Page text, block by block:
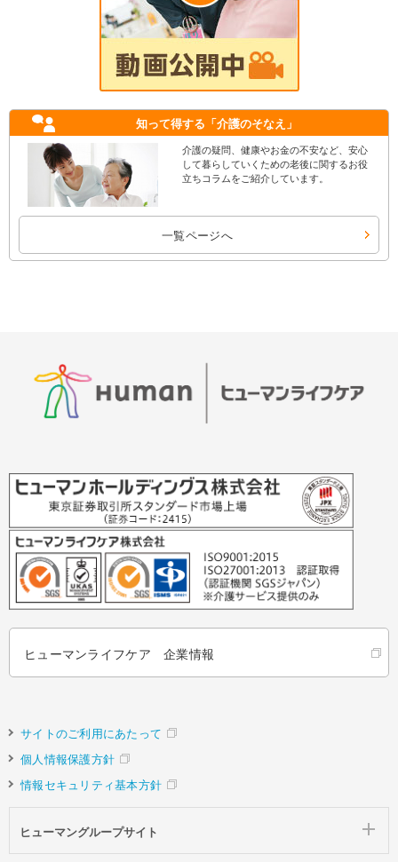
知って得する 「介護のそなえ」
介護の疑問、健康やお金の不安など、安心
して暮らしていくための老後に関するお役
立ちコラムをご紹介しています。
一覧ページへ
ヒューマンライフケア 企業情報
サイトのご利用にあたって
個人情報保護方針
情報セキュリティ基本方針
ヒューマングループサイト